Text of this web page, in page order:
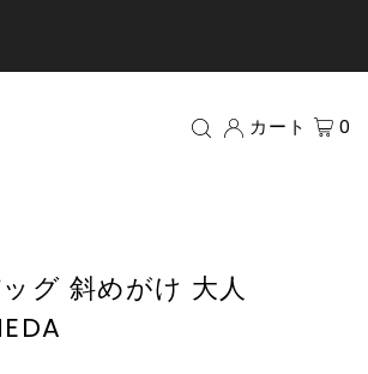
カート 0
グ 斜めがけ 大人